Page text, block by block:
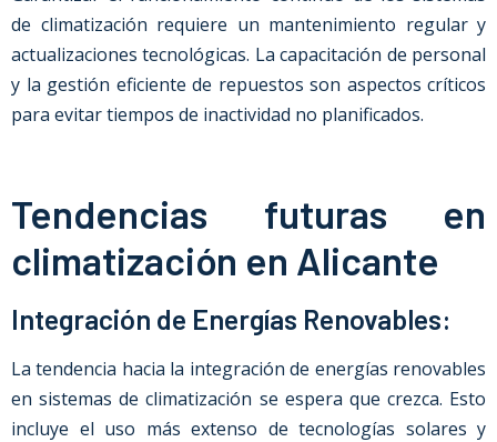
de climatización requiere un mantenimiento regular y
actualizaciones tecnológicas. La capacitación de personal
y la gestión eficiente de repuestos son aspectos críticos
para evitar tiempos de inactividad no planificados.
Tendencias futuras en
climatización en Alicante
Integración de Energías Renovables:
La tendencia hacia la integración de energías renovables
en sistemas de climatización se espera que crezca. Esto
incluye el uso más extenso de tecnologías solares y